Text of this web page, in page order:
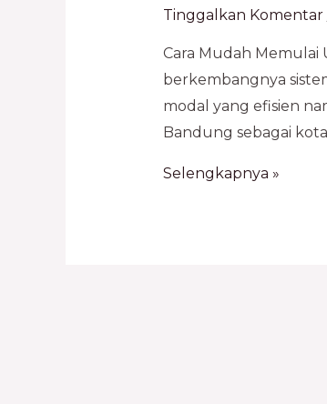
Tinggalkan Komentar
Cara Mudah
berkembangnya
modal yang efisien
Bandung sebagai
Selengkapnya »